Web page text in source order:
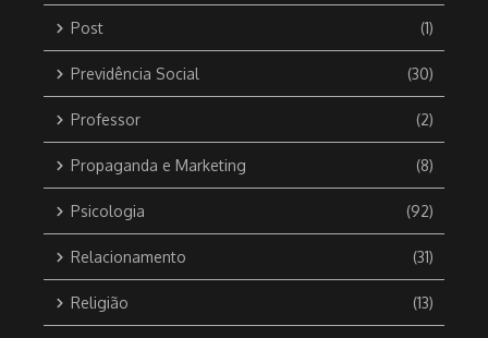
Post (1)
Previdência Social (30)
Professor (2)
Propaganda e Marketing (8)
Psicologia (92)
Relacionamento (31)
Religião (13)